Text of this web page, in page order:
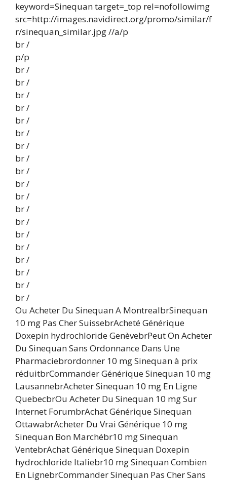
keyword=Sinequan target=_top rel=nofollowimg
src=http://images.navidirect.org/promo/similar/f
r/sinequan_similar.jpg //a/p
br /
p/p
br /
br /
br /
br /
br /
br /
br /
br /
br /
br /
br /
br /
br /
br /
br /
br /
br /
br /
br /
Ou Acheter Du Sinequan A MontrealbrSinequan
10 mg Pas Cher SuissebrAcheté Générique
Doxepin hydrochloride GenèvebrPeut On Acheter
Du Sinequan Sans Ordonnance Dans Une
Pharmaciebrordonner 10 mg Sinequan à prix
réduitbrCommander Générique Sinequan 10 mg
LausannebrAcheter Sinequan 10 mg En Ligne
QuebecbrOu Acheter Du Sinequan 10 mg Sur
Internet ForumbrAchat Générique Sinequan
OttawabrAcheter Du Vrai Générique 10 mg
Sinequan Bon Marchébr10 mg Sinequan
VentebrAchat Générique Sinequan Doxepin
hydrochloride Italiebr10 mg Sinequan Combien
En LignebrCommander Sinequan Pas Cher Sans